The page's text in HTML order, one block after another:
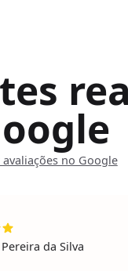
avaliações no Google
da Silva